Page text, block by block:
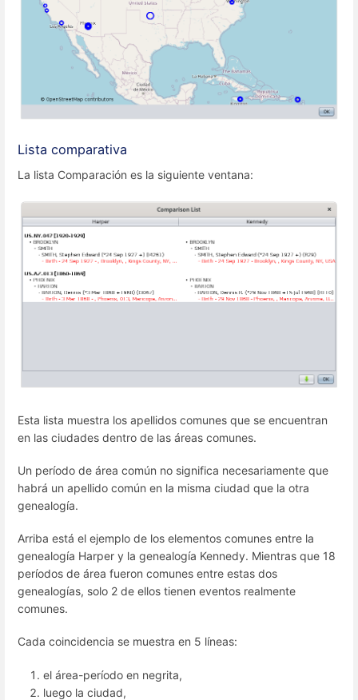
Lista comparativa
La lista Comparación es la siguiente ventana:
Esta lista muestra los apellidos comunes que se encuentran
en las ciudades dentro de las áreas comunes.
Un período de área común no significa necesariamente que
habrá un apellido común en la misma ciudad que la otra
genealogía.
Arriba está el ejemplo de los elementos comunes entre la
genealogía Harper y la genealogía Kennedy. Mientras que 18
períodos de área fueron comunes entre estas dos
genealogías, solo 2 de ellos tienen eventos realmente
comunes.
Cada coincidencia se muestra en 5 líneas:
el área-período en negrita,
luego la ciudad,